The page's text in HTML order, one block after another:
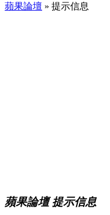
蘋果論壇 » 提示信息
蘋果論壇 提示信息